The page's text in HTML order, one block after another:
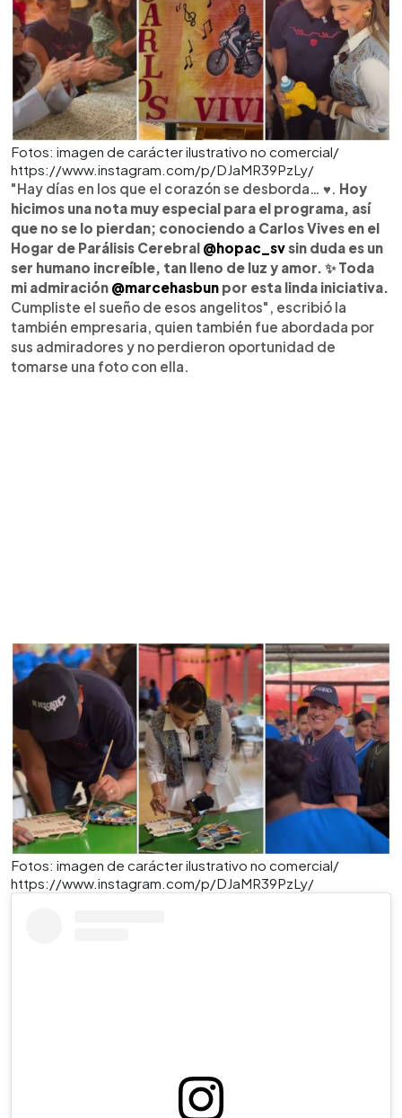
Fotos: imagen de carácter ilustrativo no comercial/
https://www.instagram.com/p/DJaMR39PzLy/
"Hay días en los que el corazón se desborda… ♥️. Hoy
hicimos una nota muy especial para el programa, así
que no se lo pierdan; conociendo a Carlos Vives en el
Hogar de Parálisis Cerebral @hopac_svsin duda es un
ser humano increíble, tan lleno de luz y amor. ✨ Toda
mi admiración @marcehasbun por esta linda iniciativa.
Cumpliste el sueño de esos angelitos", escribió la
también empresaria, quien también fue abordada por
sus admiradores y no perdieron oportunidad de
tomarse una foto con ella.
Fotos: imagen de carácter ilustrativo no comercial/
https://www.instagram.com/p/DJaMR39PzLy/